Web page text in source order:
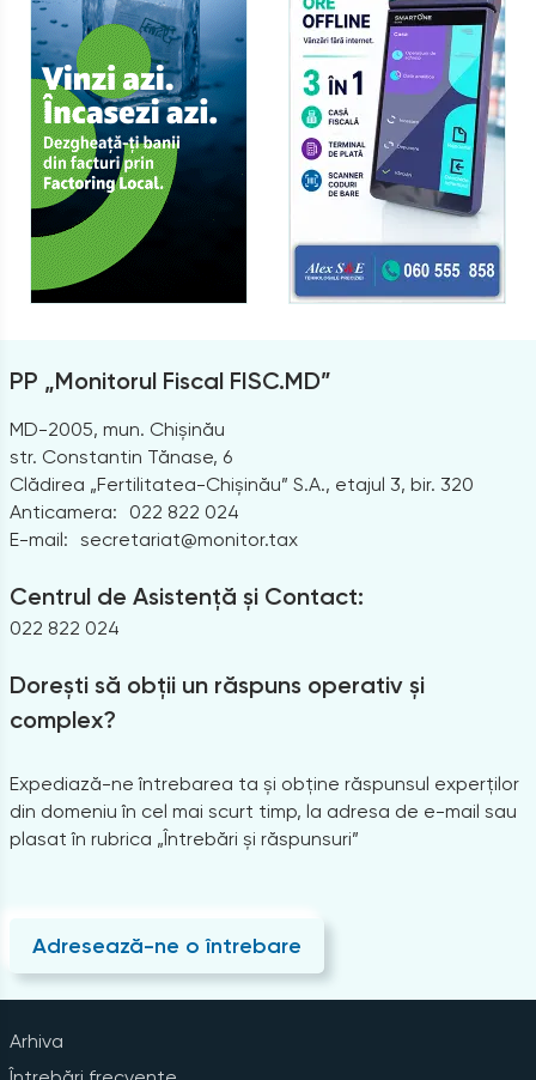
PP „Monitorul Fiscal FISC.MD”
MD-2005, mun. Chișinău
str. Constantin Tănase, 6
Clădirea „Fertilitatea-Chișinău” S.A., etajul 3, bir. 320
Anticamera:
022 822 024
E-mail: secretariat@monitor.tax
Centrul de Asistență și Contact:
022 822 024
Dorești să obții un răspuns operativ și
complex?
Expediază-ne întrebarea ta și obține răspunsul experților
din domeniu în cel mai scurt timp, la adresa de e-mail sau
plasat în rubrica „Întrebări și răspunsuri”
Adresează-ne o întrebare
Arhiva